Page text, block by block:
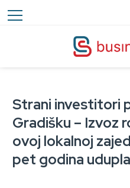
Strani investitori
Gradišku – Izvoz
ovoj lokalnoj
pet godina